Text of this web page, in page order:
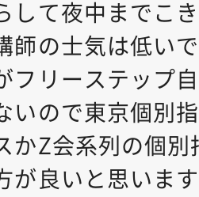
して夜中までこ
師の士気は低い
フリーステップ
いので東京個別
かZ会系列の個
が良いと思いま